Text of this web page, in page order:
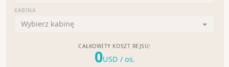
KABINA
Wybierz kabinę
CAŁKOWITY KOSZT REJSU:
0USD / os.